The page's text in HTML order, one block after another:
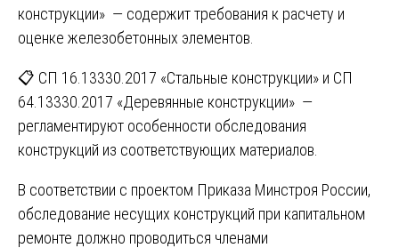
конструкции» — содержит требования к расчету и
оценке железобетонных элементов.
📋 СП 16.13330.2017 «Стальные конструкции» и СП
64.13330.2017 «Деревянные конструкции» —
регламентируют особенности обследования
конструкций из соответствующих материалов.
В соответствии с проектом Приказа Минстроя России,
обследование несущих конструкций при капитальном
ремонте должно проводиться членами